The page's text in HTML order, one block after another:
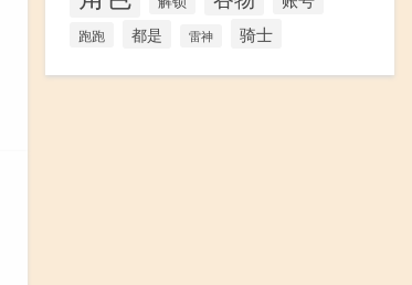
跑跑 都是 雷神 骑士